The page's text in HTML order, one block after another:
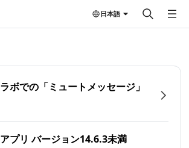
日本語
ボでの「ミュートメッセージ」
アプリ バージョン14.6.3未満